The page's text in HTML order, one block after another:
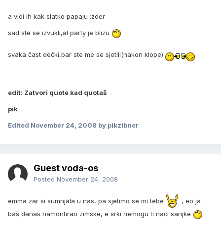
a vidi ih kak slatko papaju :zder
sad ste se izvukli,al party je blizu
svaka čast dečki,bar ste me se sjetili(nakon klope)
edit: Zatvori quote kad quotaš
pik
Edited November 24, 2008 by pikzibner
Guest voda-os
Posted November 24, 2008
emma zar si sumnjala u nas, pa sjetimo se mi tebe
, eo ja
baš danas namontirao zimske, e srki nemogu ti naći sanjke